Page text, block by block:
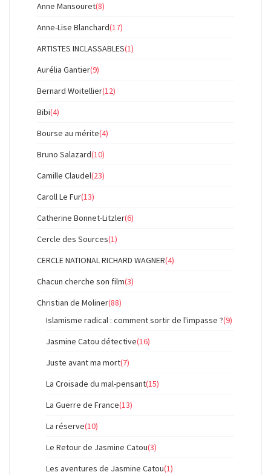
Anne Mansouret(8)
Anne-Lise Blanchard(17)
ARTISTES INCLASSABLES(1)
Aurélia Gantier(9)
Bernard Woitellier(12)
Bibi(4)
Bourse au mérite(4)
Bruno Salazard(10)
Camille Claudel(23)
Caroll Le Fur(13)
Catherine Bonnet-Litzler(6)
Cercle des Sources(1)
CERCLE NATIONAL RICHARD WAGNER(4)
Chacun cherche son film(3)
Christian de Moliner(88)
Islamisme radical : comment sortir de l'impasse ?(9)
Jasmine Catou détective(16)
Juste avant ma mort(7)
La Croisade du mal-pensant(15)
La Guerre de France(13)
La réserve(10)
Le Retour de Jasmine Catou(3)
Les aventures de Jasmine Catou(1)